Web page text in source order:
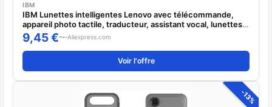
IBM
IBM Lunettes intelligentes Lenovo avec télécommande,
appareil photo tactile, traducteur, assistant vocal, lunettes
de soleil pour adultes, lunettes Bluetooth sans fil
9,45 € Aliexpress.com
Voir l'offre
-13%